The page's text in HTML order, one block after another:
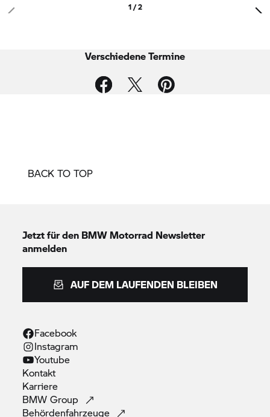
+49 3765 6102-0
E-Mail schreiben
1 / 2
Verschiedene Termine
BACK TO TOP
Jetzt für den BMW Motorrad Newsletter
anmelden
AUF DEM LAUFENDEN BLEIBEN
Facebook
Instagram
Youtube
Kontakt
Karriere
BMWGroup
Behördenfahrzeuge